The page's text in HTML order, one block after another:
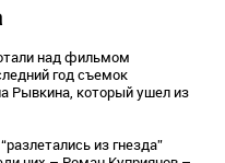
над фильмом
год съемок
Рывкина, который ушел из
из гнезда”